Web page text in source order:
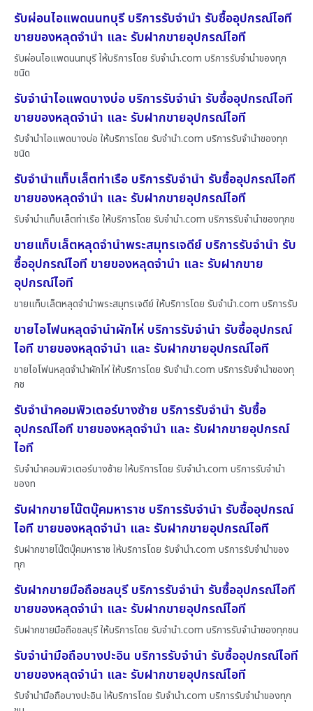
รับผ่อนไอแพดนนทบุรี บริการรับจำนำ รับซื้ออุปกรณ์ไอที
ขายของหลุดจำนำ และ รับฝากขายอุปกรณ์ไอที
รับผ่อนไอแพดนนทบุรี ให้บริการโดย รับจํานํา.com บริการรับจำนำของทุก
ชนิด
รับจำนำไอแพดบางบ่อ บริการรับจำนำ รับซื้ออุปกรณ์ไอที
ขายของหลุดจำนำ และ รับฝากขายอุปกรณ์ไอที
รับจำนำไอแพดบางบ่อ ให้บริการโดย รับจํานํา.com บริการรับจำนำของทุก
ชนิด
รับจำนำแท็บเล็ตท่าเรือ บริการรับจำนำ รับซื้ออุปกรณ์ไอที
ขายของหลุดจำนำ และ รับฝากขายอุปกรณ์ไอที
รับจำนำแท็บเล็ตท่าเรือ ให้บริการโดย รับจํานํา.com บริการรับจำนำของทุกช
ขายแท็บเล็ตหลุดจำนำพระสมุทรเจดีย์ บริการรับจำนำ รับ
ซื้ออุปกรณ์ไอที ขายของหลุดจำนำ และ รับฝากขาย
อุปกรณ์ไอที
ขายแท็บเล็ตหลุดจำนำพระสมุทรเจดีย์ ให้บริการโดย รับจํานํา.com บริการรับ
ขายไอโฟนหลุดจำนำผักไห่ บริการรับจำนำ รับซื้ออุปกรณ์
ไอที ขายของหลุดจำนำ และ รับฝากขายอุปกรณ์ไอที
ขายไอโฟนหลุดจำนำผักไห่ ให้บริการโดย รับจํานํา.com บริการรับจำนำของทุ
กช
รับจำนำคอมพิวเตอร์บางซ้าย บริการรับจำนำ รับซื้อ
อุปกรณ์ไอที ขายของหลุดจำนำ และ รับฝากขายอุปกรณ์
ไอที
รับจำนำคอมพิวเตอร์บางซ้าย ให้บริการโดย รับจํานํา.com บริการรับจำนำ
ของท
รับฝากขายโน๊ตบุ๊คมหาราช บริการรับจำนำ รับซื้ออุปกรณ์
ไอที ขายของหลุดจำนำ และ รับฝากขายอุปกรณ์ไอที
รับฝากขายโน๊ตบุ๊คมหาราช ให้บริการโดย รับจํานํา.com บริการรับจำนำของ
ทุก
รับฝากขายมือถือชลบุรี บริการรับจำนำ รับซื้ออุปกรณ์ไอที
ขายของหลุดจำนำ และ รับฝากขายอุปกรณ์ไอที
รับฝากขายมือถือชลบุรี ให้บริการโดย รับจํานํา.com บริการรับจำนำของทุกชน
รับจำนำมือถือบางปะอิน บริการรับจำนำ รับซื้ออุปกรณ์ไอที
ขายของหลุดจำนำ และ รับฝากขายอุปกรณ์ไอที
รับจำนำมือถือบางปะอิน ให้บริการโดย รับจํานํา.com บริการรับจำนำของทุก